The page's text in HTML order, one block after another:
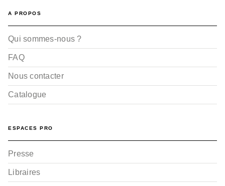
A PROPOS
Qui sommes-nous ?
FAQ
Nous contacter
Catalogue
ESPACES PRO
Presse
Libraires